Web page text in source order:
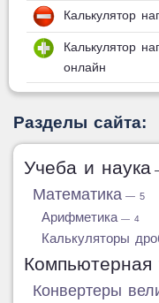
Калькулятор
Калькулятор
онлайн
Разделы сайта:
Учеба и наука
Математика — 5
Арифметика — 4
Калькуляторы
Компьютерная
Конвертеры